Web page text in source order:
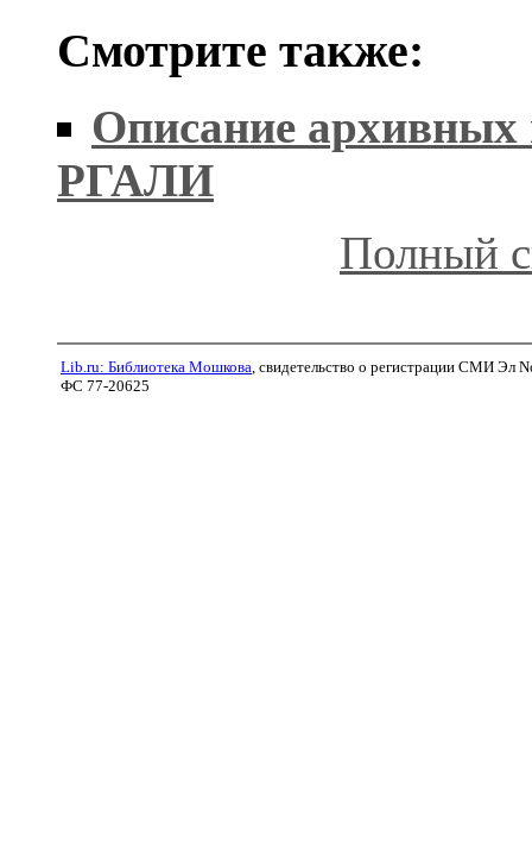
Смотрите также:
Описание
РГАЛИ
Полный
Lib.ru: Библиотека Мошкова, свидетельство о регистрации СМИ Эл
ФС 77-20625